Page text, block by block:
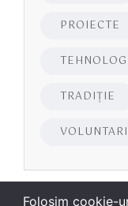
PROIECTE
TRADIȚIE
Folosim cookie-